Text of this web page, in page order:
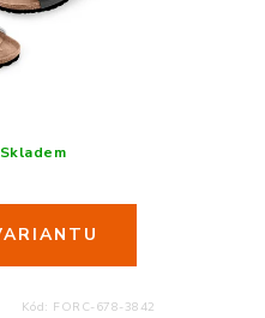
Skladem
Kód: FORC-678-3842